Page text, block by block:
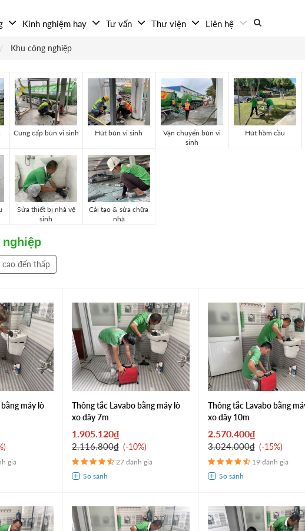
Kinh nghiệm hay Tư vấn Thư viện Liên hệ
Khu công nghiệp
Cung cấp bùn vi sinh Hút bùn vi sinh
Vận chuyển bùn vi
sinh
Hút hầm cầu
Sửa thiết bị nhà vệ
sinh
Cải tạo & sửa chữa
nhà
nghiệp
cao đến thấp
máy lò
giá
Thông tắc Lavabo bằng máy lò
xo dây 7m
1.905.120₫
2.116.800₫ -10%
27 đánh giá
Thông tắc Lavabo bằng
xo dây 10m
2.570.400₫
3.024.000₫ -15%
19 đánh giá